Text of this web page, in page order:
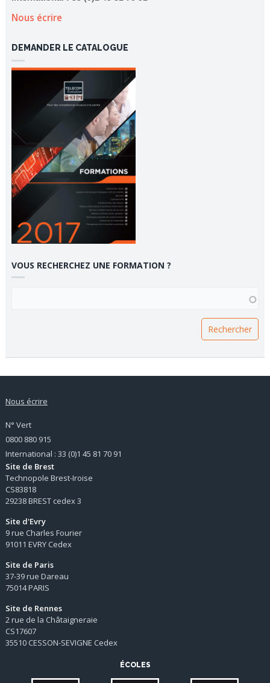
Nous écrire
DEMANDER LE CATALOGUE
VOUS RECHERCHEZ UNE FORMATION ?
Nous écrire
N° Vert
0800 880 915
International : 33 (0)1 45 81 70 91
Site de Brest
Technopole Brest-Iroise
CS83818
29238 BREST cedex 3
Site d'Evry
9 rue Charles Fourier
91011 EVRY Cedex
Site de Paris
37-39 rue Dareau
75014 PARIS
Site de Rennes
2 rue de la Châtaigneraie
CS17607
35510 CESSON-SEVIGNE Cedex
ÉCOLES